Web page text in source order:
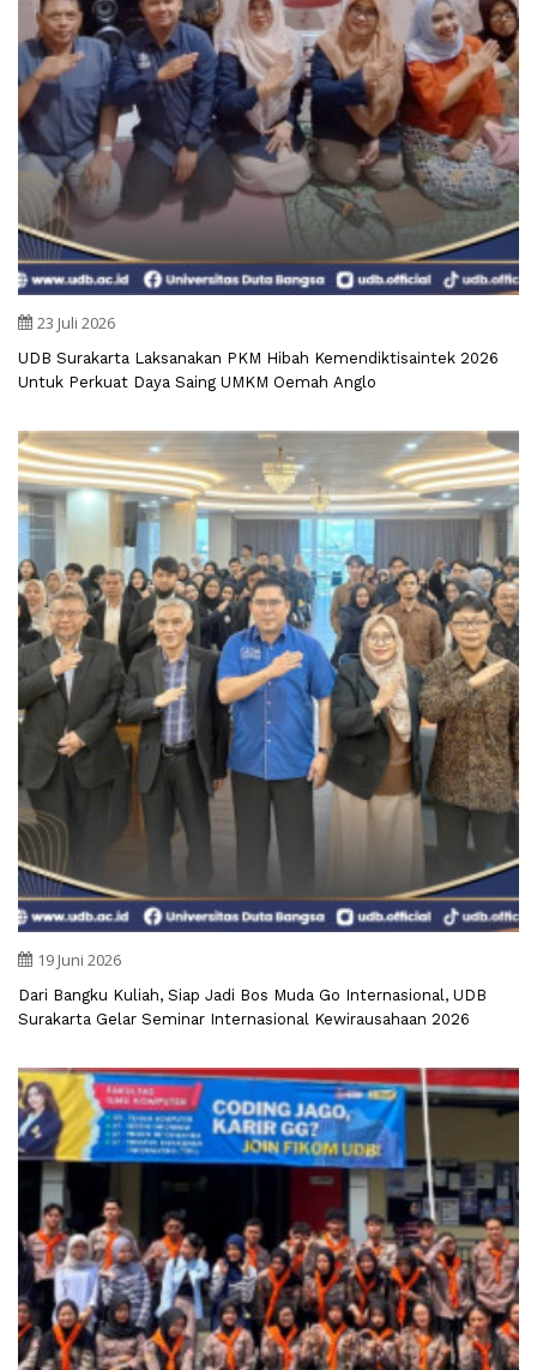
23 Juli 2026
UDB Surakarta Laksanakan PKM Hibah Kemendiktisaintek 2026
Untuk Perkuat Daya Saing UMKM Oemah Anglo
19 Juni 2026
Dari Bangku Kuliah, Siap Jadi Bos Muda Go Internasional, UDB
Surakarta Gelar Seminar Internasional Kewirausahaan 2026